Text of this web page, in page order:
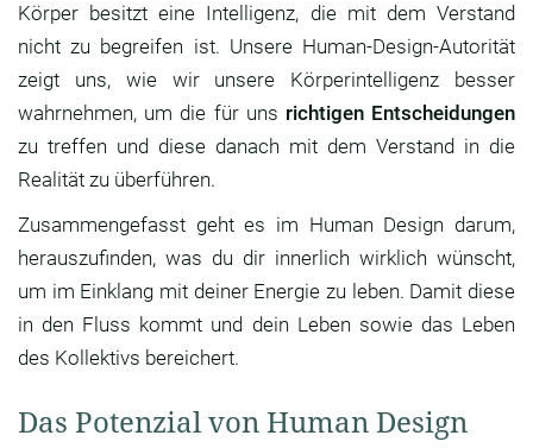
Körper besitzt eine Intelligenz, die mit dem Verstand
nicht zu begreifen ist. Unsere Human-Design-Autorität
zeigt uns, wie wir unsere Körperintelligenz besser
wahrnehmen, um die für uns richtigen Entscheidungen
zu treffen und diese danach mit dem Verstand in die
Realität zu überführen.
Zusammengefasst geht es im Human Design darum,
herauszufinden, was du dir innerlich wirklich wünscht,
um im Einklang mit deiner Energie zu leben. Damit diese
in den Fluss kommt und dein Leben sowie das Leben
des Kollektivs bereichert.
Das Potenzial von Human Design